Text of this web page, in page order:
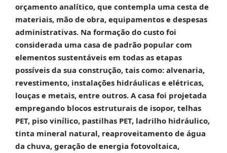
orçamento analítico, que contempla uma cesta de
materiais, mão de obra, equipamentos e despesas
administrativas. Na formação do custo foi
considerada uma casa de padrão popular com
elementos sustentáveis em todas as etapas
possíveis da sua construção, tais como: alvenaria,
revestimento, instalações hidráulicas e elétricas,
louças e metais, entre outros. A casa foi projetada
empregando blocos estruturais de isopor, telhas
PET, piso vinílico, pastilhas PET, ladrilho hidráulico,
tinta mineral natural, reaproveitamento de água
da chuva, geração de energia fotovoltaica,